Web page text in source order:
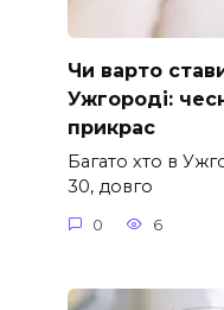
Чи варто
Ужгороді:
прикрас
Багато хто в
30, довго
0 6